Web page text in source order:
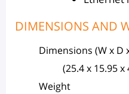
DIMENSIONS AND
Dimensions (W x D
(25.4 x 15.95 x
Weight